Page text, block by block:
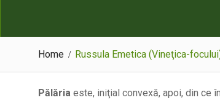
Home Russula Emetica (Vineţica-
Pălăria este, iniţial convexă, apoi, din ce